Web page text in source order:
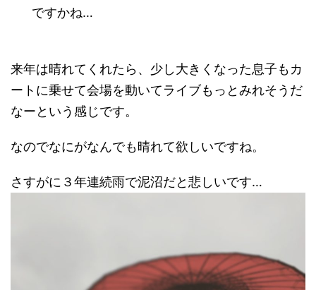
ですかね…
来年は晴れてくれたら、少し大きくなった息子もカ
ートに乗せて会場を動いてライブもっとみれそうだ
なーという感じです。
なのでなにがなんでも晴れて欲しいですね。
さすがに３年連続雨で泥沼だと悲しいです…